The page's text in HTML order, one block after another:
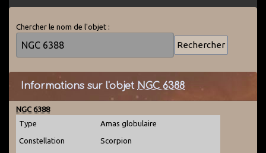
Chercher le nom de l'objet :
Informations sur l'objet NGC 6388
NGC 6388
Type
Amas globulaire
Constellation Scorpion